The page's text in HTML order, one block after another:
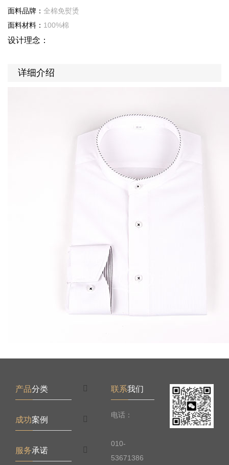
面料品牌： 全棉免熨烫
面料材料： 100%棉
设计理念：
详细介绍
产品分类
成功案例
服务承诺
联系我们
电话：
010-
53671386